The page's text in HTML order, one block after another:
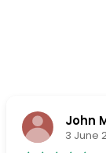
John
3 June